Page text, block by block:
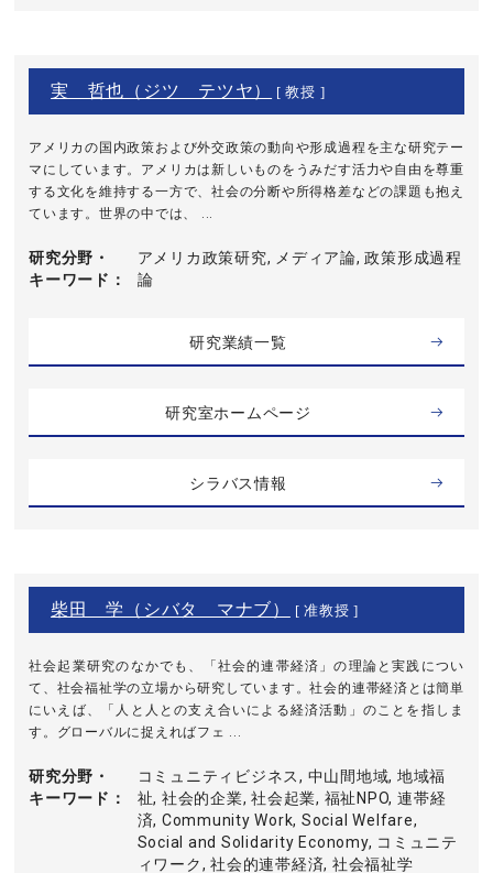
実 哲也（ジツ テツヤ） [ 教授 ]
アメリカの国内政策および外交政策の動向や形成過程を主な研究テー
マにしています。アメリカは新しいものをうみだす活力や自由を尊重
する文化を維持する一方で、社会の分断や所得格差などの課題も抱え
ています。世界の中では、 ...
研究分野・
キーワード
アメリカ政策研究, メディア論, 政策形成過程
論
研究業績一覧
研究室ホームページ
シラバス情報
柴田 学（シバタ マナブ） [ 准教授 ]
社会起業研究のなかでも、「社会的連帯経済」の理論と実践につい
て、社会福祉学の立場から研究しています。社会的連帯経済とは簡単
にいえば、「人と人との支え合いによる経済活動」のことを指しま
す。グローバルに捉えればフェ ...
研究分野・
キーワード
コミュニティビジネス, 中山間地域, 地域福
祉, 社会的企業, 社会起業, 福祉NPO, 連帯経
済, Community Work, Social Welfare,
Social and Solidarity Economy, コミュニテ
ィワーク, 社会的連帯経済, 社会福祉学